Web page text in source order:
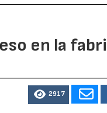
en la
2917